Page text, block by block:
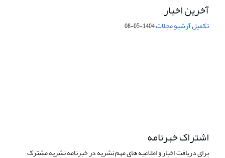
آخرین اخبار
تکمیل آرشیو مجلات1404-05-08
اشتراک خبرنامه
برای دریافت اخبار و اطلاعیه های مهم نشریه در خبرنامه نشریه مشترک